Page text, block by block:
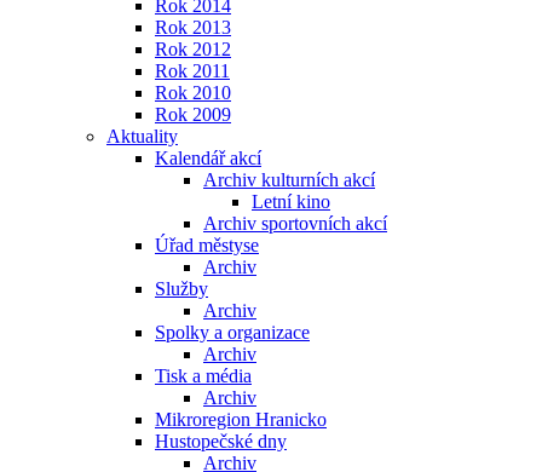
Rok 2014
Rok 2013
Rok 2012
Rok 2011
Rok 2010
Rok 2009
Aktuality
Kalendář akcí
Archiv kulturních akcí
Letní kino
Archiv sportovních akcí
Úřad městyse
Archiv
Služby
Archiv
Spolky a organizace
Archiv
Tisk a média
Archiv
Mikroregion Hranicko
Hustopečské dny
Archiv